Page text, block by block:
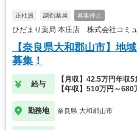
正社員 調剤薬局 募集停止
ひだまり薬局 本庄店 株式会社コミ
【奈良県大和郡山市】地
募集！
給与
【月収】42.5万円年収
【年収】510万円～680
勤務地 奈良県 大和郡山市